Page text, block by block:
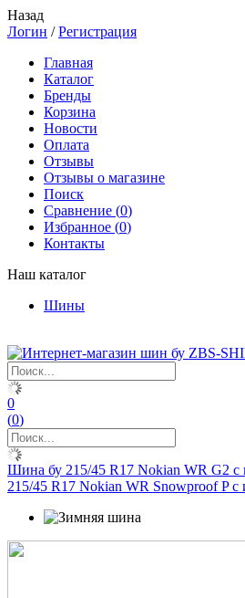
Назад
Логин /Регистрация
Главная
Каталог
Бренды
Корзина
Новости
Оплата
Отзывы
Отзывы о магазине
Поиск
Сравнение (0)
Избранное (0)
Контакты
Наш каталог
Шины
0
(0)
Шина бу 215/45 R17 Nokian WR G2 с
215/45 R17 Nokian WR Snowproof P с